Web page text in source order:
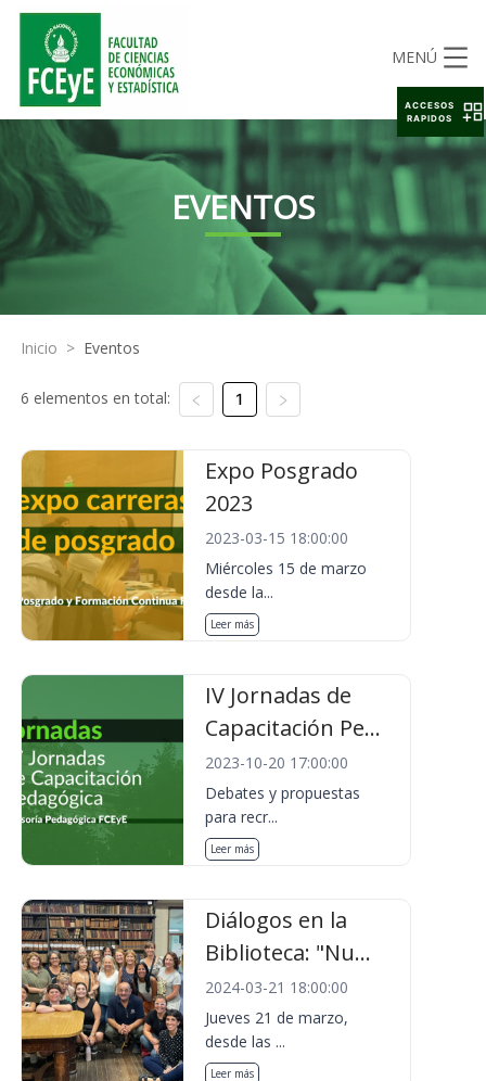
MENÚ
EVENTOS
Inicio > Eventos
6 elementos en total: 1
Expo Posgrado
2023
2023-03-15 18:00:00
Miércoles 15 de marzo
desde la...
Leer más
IV Jornadas de
Capacitación Pe...
2023-10-20 17:00:00
Debates y propuestas
para recr...
Leer más
Diálogos en la
Biblioteca: "Nu...
2024-03-21 18:00:00
Jueves 21 de marzo,
desde las ...
Leer más
ACCESOS
RAPIDOS